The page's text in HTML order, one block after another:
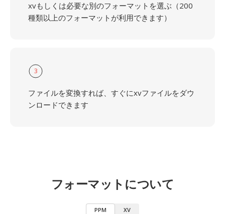
xvもしくは必要な別のフォーマットを選ぶ（200
種類以上のフォーマットが利用できます）
3
ファイルを変換すれば、すぐにxvファイルをダウ
ンロードできます
フォーマットについて
PPM XV